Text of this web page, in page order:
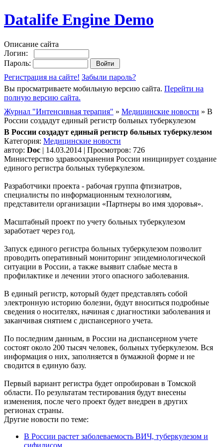
Datalife Engine Demo
Описание сайта
Логин:
Пароль:
Регистрация на сайте! Забыли пароль?
Вы просматриваете мобильную версию сайта. Перейти на
полную версию сайта.
Журнал "Интенсивная терапия" » Медицинские новости » В
России создадут единый регистр больных туберкулезом
В России создадут единый регистр больных туберкулезом
Категория: Медицинские новости
автор: Doc | 14.03.2014 | Просмотров: 726
Министерство здравоохранения России инициирует создание
единого регистра больных туберкулезом.
Разработчики проекта - рабочая группа фтизиатров,
специалисты по информационным технологиям,
представители организации «Партнеры во имя здоровья».
Масштабный проект по учету больных туберкулезом
заработает через год.
Запуск единого регистра больных туберкулезом позволит
проводить оперативный мониторинг эпидемиологической
ситуации в России, а также выявит слабые места в
профилактике и лечении этого опасного заболевания.
В единый регистр, который будет представлять собой
электронную историю болезни, будут вноситься подробные
сведения о носителях, начиная с диагностики заболевания и
заканчивая снятием с диспансерного учета.
По последним данным, в России на диспансерном учете
состоят около 200 тысяч человек, больных туберкулезом. Вся
информация о них, заполняется в бумажной форме и не
сводится в единую базу.
Первый вариант регистра будет опробирован в Томской
области. По результатам тестирования будут внесены
изменения, после чего проект будет внедрен в других
регионах страны.
Другие новости по теме:
В России растет заболеваемость ВИЧ, туберкулезом и
сифилисом